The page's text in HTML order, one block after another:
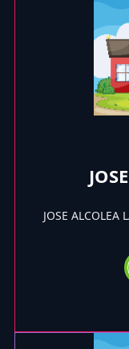
JOSE